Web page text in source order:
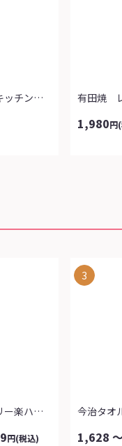
＜今治タオル＞キッチンタオル３色組 有田焼
1,980円
綿１００％デイリー楽ハーフパンツ３本組...
円(税込)
3
1,628